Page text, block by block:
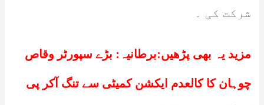
شرکت کی ۔
مزید یہ بھی پڑھیں:برطانیہ: بڑے سپورٹر وقاص
چوہان کا کالعدم ایکشن کمیٹی سے تنگ آکر پی